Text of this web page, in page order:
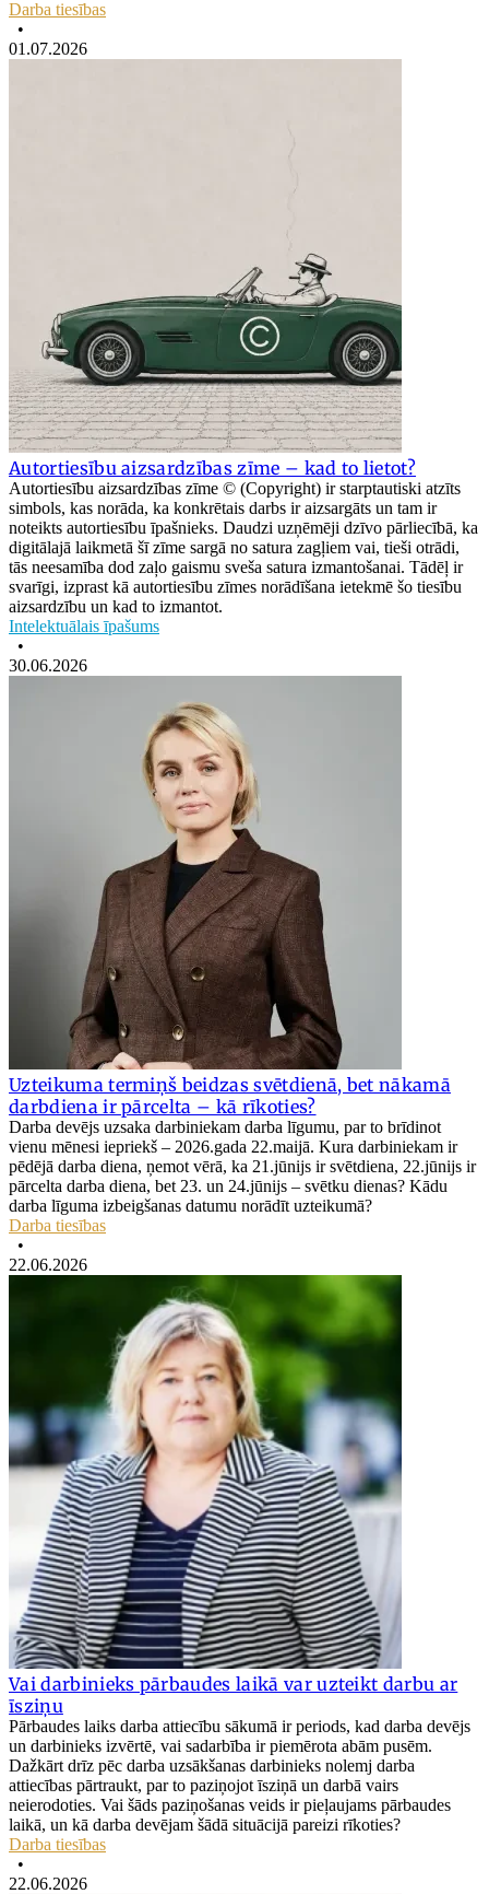
Darba tiesības
•
01.07.2026
Autortiesību aizsardzības zīme – kad to lietot?
Autortiesību aizsardzības zīme © (Copyright) ir starptautiski atzīts
simbols, kas norāda, ka konkrētais darbs ir aizsargāts un tam ir
noteikts autortiesību īpašnieks. Daudzi uzņēmēji dzīvo pārliecībā, ka
digitālajā laikmetā šī zīme sargā no satura zagļiem vai, tieši otrādi,
tās neesamība dod zaļo gaismu sveša satura izmantošanai. Tādēļ ir
svarīgi, izprast kā autortiesību zīmes norādīšana ietekmē šo tiesību
aizsardzību un kad to izmantot.
Intelektuālais īpašums
•
30.06.2026
Uzteikuma termiņš beidzas svētdienā, bet nākamā
darbdiena ir pārcelta – kā rīkoties?
Darba devējs uzsaka darbiniekam darba līgumu, par to brīdinot
vienu mēnesi iepriekš – 2026.gada 22.maijā. Kura darbiniekam ir
pēdējā darba diena, ņemot vērā, ka 21.jūnijs ir svētdiena, 22.jūnijs ir
pārcelta darba diena, bet 23. un 24.jūnijs – svētku dienas? Kādu
darba līguma izbeigšanas datumu norādīt uzteikumā?
Darba tiesības
•
22.06.2026
Vai darbinieks pārbaudes laikā var uzteikt darbu ar
īsziņu
Pārbaudes laiks darba attiecību sākumā ir periods, kad darba devējs
un darbinieks izvērtē, vai sadarbība ir piemērota abām pusēm.
Dažkārt drīz pēc darba uzsākšanas darbinieks nolemj darba
attiecības pārtraukt, par to paziņojot īsziņā un darbā vairs
neierodoties. Vai šāds paziņošanas veids ir pieļaujams pārbaudes
laikā, un kā darba devējam šādā situācijā pareizi rīkoties?
Darba tiesības
•
22.06.2026